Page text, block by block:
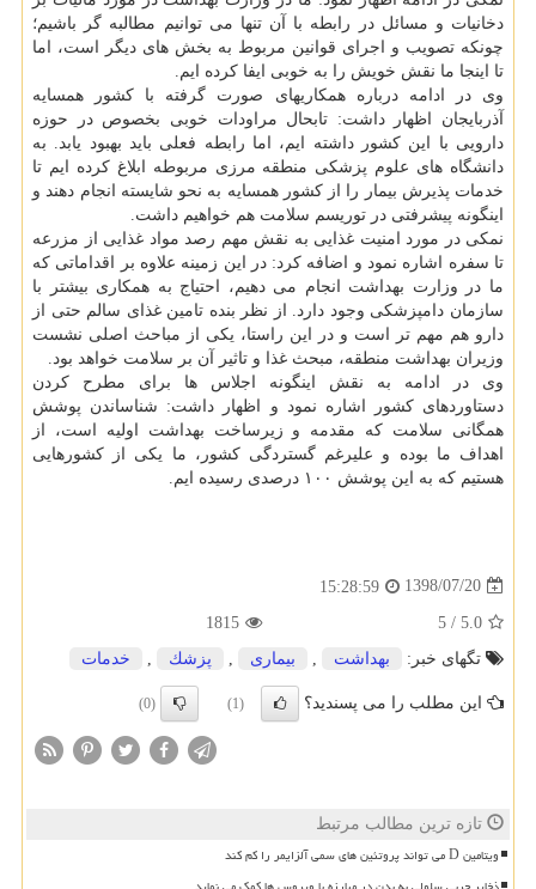
دخانیات و مسائل در رابطه با آن تنها می توانیم مطالبه گر باشیم؛
چونكه تصویب و اجرای قوانین مربوط به بخش های دیگر است، اما
تا اینجا ما نقش خویش را به خوبی ایفا كرده ایم.
وی در ادامه درباره همكاریهای صورت گرفته با كشور همسایه
آذربایجان اظهار داشت: تابحال مراودات خوبی بخصوص در حوزه
دارویی با این كشور داشته ایم، اما رابطه فعلی باید بهبود یابد. به
دانشگاه های علوم پزشكی منطقه مرزی مربوطه ابلاغ كرده ایم تا
خدمات پذیرش بیمار را از كشور همسایه به نحو شایسته انجام دهند و
اینگونه پیشرفتی در توریسم سلامت هم خواهیم داشت.
نمكی در مورد امنیت غذایی به نقش مهم رصد مواد غذایی از مزرعه
تا سفره اشاره نمود و اضافه كرد: در این زمینه علاوه بر اقداماتی كه
ما در وزارت بهداشت انجام می دهیم، احتیاج به همكاری بیشتر با
سازمان دامپزشكی وجود دارد. از نظر بنده تامین غذای سالم حتی از
دارو هم مهم تر است و در این راستا، یكی از مباحث اصلی نشست
وزیران بهداشت منطقه، مبحث غذا و تاثیر آن بر سلامت خواهد بود.
وی در ادامه به نقش اینگونه اجلاس ها برای مطرح كردن
دستاوردهای كشور اشاره نمود و اظهار داشت: شناساندن پوشش
همگانی سلامت كه مقدمه و زیرساخت بهداشت اولیه است، از
اهداف ما بوده و علیرغم گستردگی كشور، ما یكی از كشورهایی
هستیم كه به این پوشش ۱۰۰ درصدی رسیده ایم.
1398/07/20
15:28:59
5.0
/
5
1815
تگهای خبر:
بهداشت بیماری پزشك خدمات
این مطلب را می پسندید؟ (1)
(0)
تازه ترین مطالب مرتبط
ویتامین D می تواند پروتئین های سمی آلزایمر را کم کند